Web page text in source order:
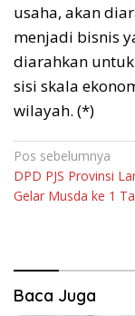
usaha, akan
menjadi bisnis
diarahkan
sisi skala
wilayah. (*)
Navigasi
pos
Pos sebelumnya
DPD PJS Provinsi
Gelar Musda ke 1
Baca Juga